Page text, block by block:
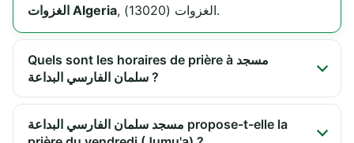
الغزوات Algeria
, الغزوات (13020).
Quels sont les horaires de prière à مسجد
سلمان الفارسي البداعة ?
مسجد سلمان الفارسي البداعة propose-t-elle la